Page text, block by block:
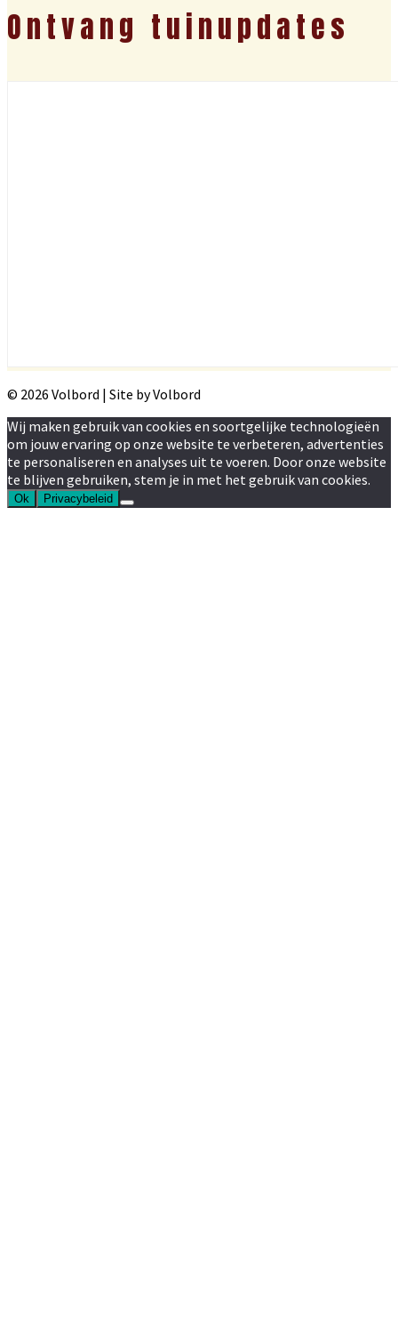
Ontvang tuinupdates
© 2026 Volbord | Site by Volbord
Wij maken gebruik van cookies en soortgelijke technologieën
om jouw ervaring op onze website te verbeteren, advertenties
te personaliseren en analyses uit te voeren. Door onze website
te blijven gebruiken, stem je in met het gebruik van cookies.
Ok Privacybeleid